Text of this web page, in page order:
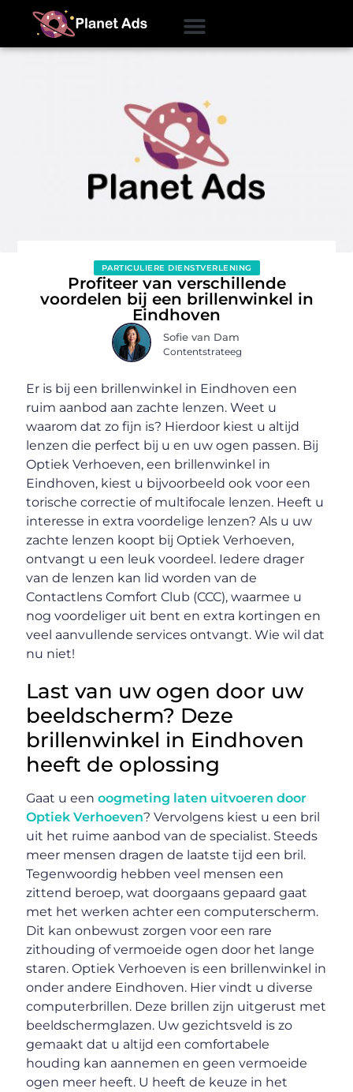
PARTICULIERE DIENSTVERLENING
Profiteer van verschillende
voordelen bij een brillenwinkel in
Eindhoven
Sofie van Dam
Contentstrateeg
Er is bij een brillenwinkel in Eindhoven een
ruim aanbod aan zachte lenzen. Weet u
waarom dat zo fijn is? Hierdoor kiest u altijd
lenzen die perfect bij u en uw ogen passen. Bij
Optiek Verhoeven, een brillenwinkel in
Eindhoven, kiest u bijvoorbeeld ook voor een
torische correctie of multifocale lenzen. Heeft u
interesse in extra voordelige lenzen? Als u uw
zachte lenzen koopt bij Optiek Verhoeven,
ontvangt u een leuk voordeel. Iedere drager
van de lenzen kan lid worden van de
Contactlens Comfort Club (CCC), waarmee u
nog voordeliger uit bent en extra kortingen en
veel aanvullende services ontvangt. Wie wil dat
nu niet!
Last van uw ogen door uw
beeldscherm? Deze
brillenwinkel in Eindhoven
heeft de oplossing
Gaat u eenoogmeting laten uitvoeren door
Optiek Verhoeven? Vervolgens kiest u een bril
uit het ruime aanbod van de specialist. Steeds
meer mensen dragen de laatste tijd een bril.
Tegenwoordig hebben veel mensen een
zittend beroep, wat doorgaans gepaard gaat
met het werken achter een computerscherm.
Dit kan onbewust zorgen voor een rare
zithouding of vermoeide ogen door het lange
staren. Optiek Verhoeven is een brillenwinkel in
onder andere Eindhoven. Hier vindt u diverse
computerbrillen. Deze brillen zijn uitgerust met
beeldschermglazen. Uw gezichtsveld is zo
gemaakt dat u altijd een comfortabele
houding kan aannemen en geen vermoeide
ogen meer heeft. U heeft de keuze in het